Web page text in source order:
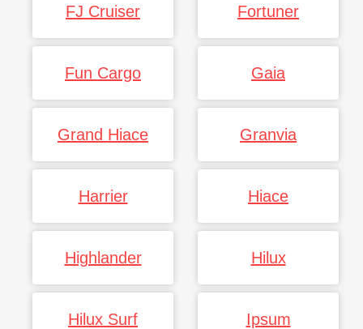
FJ Cruiser Fortuner
Fun Cargo Gaia
Grand Hiace Granvia
Harrier Hiace
Highlander Hilux
Hilux Surf Ipsum